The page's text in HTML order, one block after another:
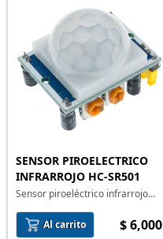
SENSOR PIROELECTRICO
INFRARROJO HC-SR501
Sensor piroeléctrico infrarrojo
Al carrito
$ 6,000